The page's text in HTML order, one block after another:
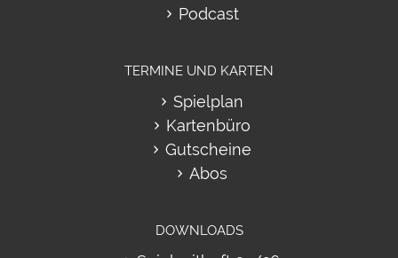
Podcast
TERMINE UND KARTEN
Spielplan
Kartenbüro
Gutscheine
Abos
DOWNLOADS